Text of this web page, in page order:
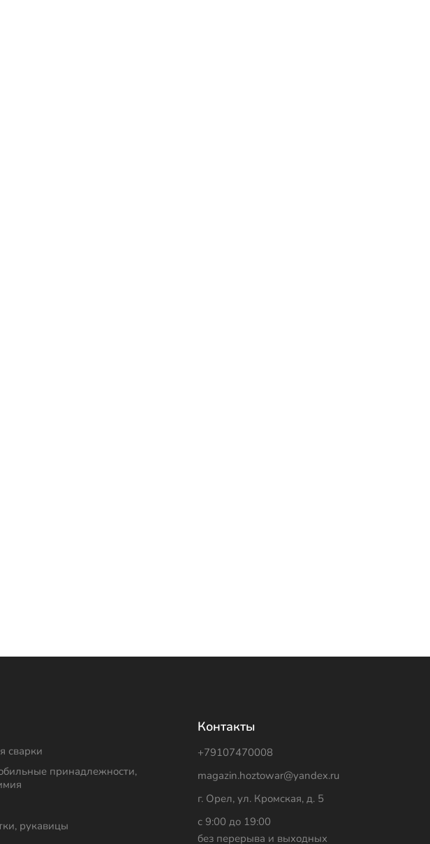
сварки
принадлежности,
рукавицы
Контакты
+79107470008
magazin.hoztowar@yandex.ru
г. Орел, ул. Кромская, д. 5
с 9:00 до 19:00
без перерыва и выходных